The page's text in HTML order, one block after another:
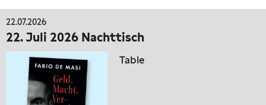
22.07.2026
22. Juli 2026 Nachttisch
Table